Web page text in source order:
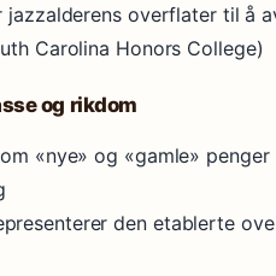
jazzalderens overflater til å
Carolina Honors College)
og rikdom
«nye» og «gamle»
den etablerte